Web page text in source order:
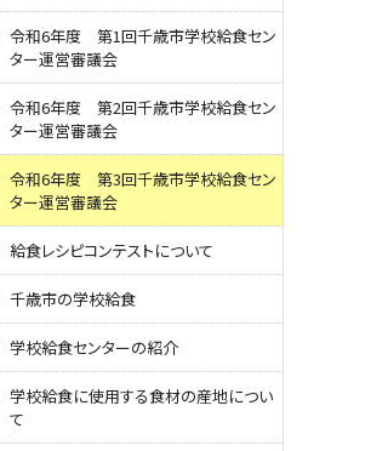
令和6年度 第1回千歳市学校給食セン
ター運営審議会
令和6年度 第2回千歳市学校給食セン
ター運営審議会
令和6年度 第3回千歳市学校給食セン
ター運営審議会
給食レシピコンテストについて
千歳市の学校給食
学校給食センターの紹介
学校給食に使用する食材の産地につい
て